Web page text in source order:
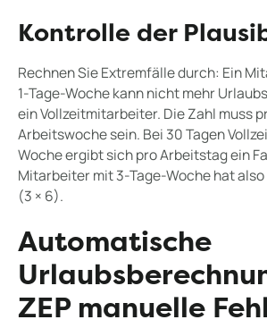
Kontrolle der
Rechnen Sie Extremfälle durch: Ein
1-Tage-Woche kann nicht mehr
ein Vollzeitmitarbeiter. Die Zahl muss
Arbeitswoche sein. Bei 30 Tagen
Woche ergibt sich pro Arbeitstag ein
Mitarbeiter mit 3-Tage-Woche hat also
(3 × 6).
Automatische
ZEP manuelle